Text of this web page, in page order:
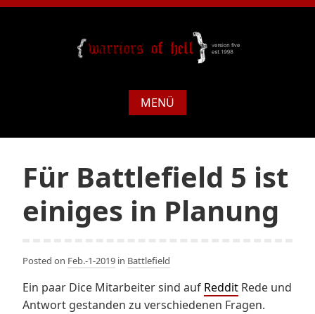
MENÜ
Für Battlefield 5 ist
einiges in Planung
Posted on Feb.-1-2019 in Battlefield
Ein paar Dice Mitarbeiter sind auf Reddit Rede und
Antwort gestanden zu verschiedenen Fragen.